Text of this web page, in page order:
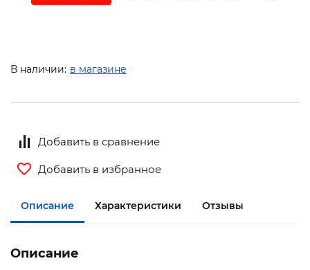
В наличии: в магазине
Добавить в сравнение
Добавить в избранное
Описание Характеристики Отзывы
Описание